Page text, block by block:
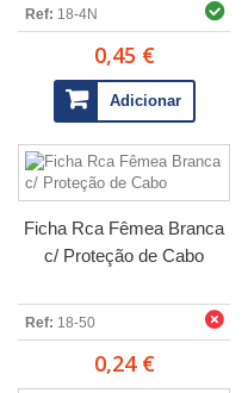
Ref: 18-4N
0,45 €
Adicionar
Ficha Rca Fêmea Branca
c/ Proteção de Cabo
Ref: 18-50
0,24 €